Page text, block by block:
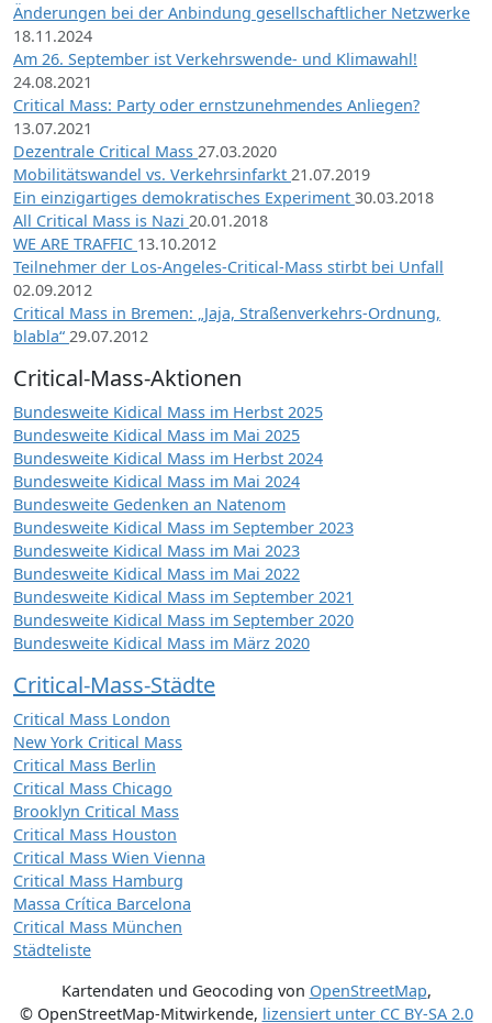
Änderungen bei der Anbindung gesellschaftlicher Netzwerke
18.11.2024
Am 26. September ist Verkehrswende- und Klimawahl!
24.08.2021
Critical Mass: Party oder ernstzunehmendes Anliegen?
13.07.2021
Dezentrale Critical Mass 27.03.2020
Mobilitätswandel vs. Verkehrsinfarkt 21.07.2019
Ein einzigartiges demokratisches Experiment 30.03.2018
All Critical Mass is Nazi 20.01.2018
WE ARE TRAFFIC 13.10.2012
Teilnehmer der Los-Angeles-Critical-Mass stirbt bei Unfall
02.09.2012
Critical Mass in Bremen: „Jaja, Straßenverkehrs-Ordnung,
blabla“ 29.07.2012
Critical-Mass-Aktionen
Bundesweite Kidical Mass im Herbst 2025
Bundesweite Kidical Mass im Mai 2025
Bundesweite Kidical Mass im Herbst 2024
Bundesweite Kidical Mass im Mai 2024
Bundesweite Gedenken an Natenom
Bundesweite Kidical Mass im September 2023
Bundesweite Kidical Mass im Mai 2023
Bundesweite Kidical Mass im Mai 2022
Bundesweite Kidical Mass im September 2021
Bundesweite Kidical Mass im September 2020
Bundesweite Kidical Mass im März 2020
Critical-Mass-Städte
Critical Mass London
New York Critical Mass
Critical Mass Berlin
Critical Mass Chicago
Brooklyn Critical Mass
Critical Mass Houston
Critical Mass Wien Vienna
Critical Mass Hamburg
Massa Crítica Barcelona
Critical Mass München
Städteliste
Kartendaten und Geocoding von OpenStreetMap,
© OpenStreetMap-Mitwirkende, lizensiert unter CC BY-SA 2.0